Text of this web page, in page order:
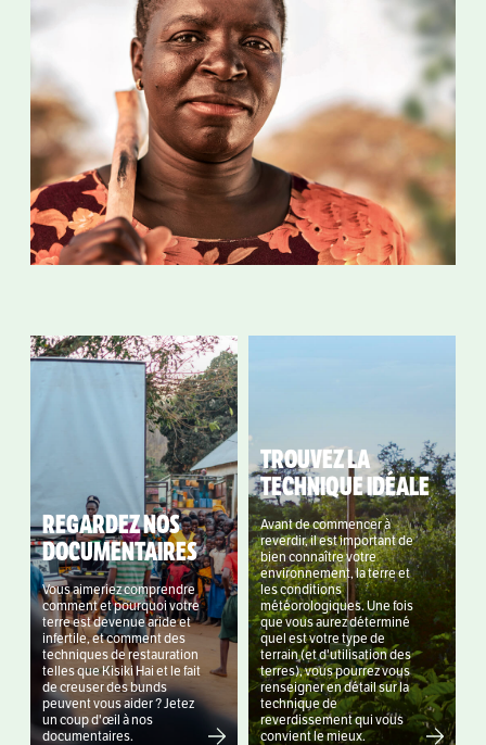
REGARDEZ NOS
DOCUMENTAIRES
Vous aimeriez comprendre
comment et pourquoi votre
terre est devenue aride et
infertile, et comment des
techniques de restauration
telles que Kisiki Hai et le fait
de creuser des bunds
peuvent vous aider ? Jetez
un coup d'œil à nos
documentaires.
TROUVEZ LA
TECHNIQUE IDÉALE
Avant de commencer à
reverdir, il est important de
bien connaître votre
environnement, la terre et
les conditions
météorologiques. Une fois
que vous aurez déterminé
quel est votre type de
terrain (et d'utilisation des
terres), vous pourrez vous
renseigner en détail sur la
technique de
reverdissement qui vous
convient le mieux.